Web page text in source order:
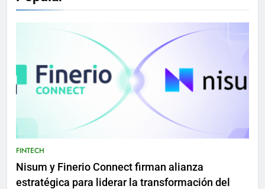
FINTECH
Nisum y Finerio Connect firman alianza
estratégica para liderar la transformación del